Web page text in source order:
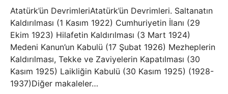
Atatürk’ün DevrimleriAtatürk’ün Devrimleri. Saltanatın
Kaldırılması (1 Kasım 1922) Cumhuriyetin İlanı (29
Ekim 1923) Hilafetin Kaldırılması (3 Mart 1924)
Medeni Kanun’un Kabulü (17 Şubat 1926) Mezheplerin
Kaldırılması, Tekke ve Zaviyelerin Kapatılması (30
Kasım 1925) Laikliğin Kabulü (30 Kasım 1925) (1928-
1937)Diğer makaleler…